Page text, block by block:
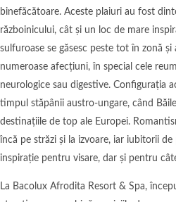
binefăcătoare. Aceste plaiuri au fost
războinicului, cât și un loc de mare
sulfuroase se găsesc peste tot în zonă
numeroase afecțiuni, în special cele
neurologice sau digestive. Configurația
timpul stăpânii austro-ungare, când
destinațiile de top ale Europei.
încă pe străzi și la izvoare, iar iubitorii
inspirație pentru visare, dar și pentru
La Bacolux Afrodita Resort & Spa,